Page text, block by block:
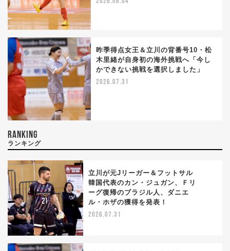
昨季得点女王＆立川の背番号10・松
木里緒が自身初の海外挑戦へ「今し
かできない挑戦を選択しました」
2026.07.31
RANKING
ランキング
立川が元Jリーガー＆フットサル
韓国代表のカン・ジュガン、Ｆリ
ーグ復帰のブラジル人、ダニエ
ル・ホザの獲得を発表！
2026.07.31